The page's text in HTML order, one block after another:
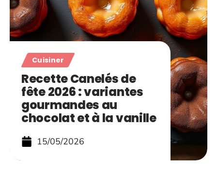
Cuisiner
Recette Canelés de
fête 2026 : variantes
gourmandes au
chocolat et à la vanille
15/05/2026